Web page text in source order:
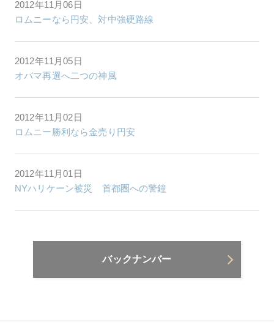
2012年11月06日
ロムニーなら円安、対中強硬路線
2012年11月05日
オバマ再選へ二つの神風
2012年11月02日
ロムニー勝利なら金売り円安
2012年11月01日
NYハリケーン被災 首都圏への警鐘
バックナンバー